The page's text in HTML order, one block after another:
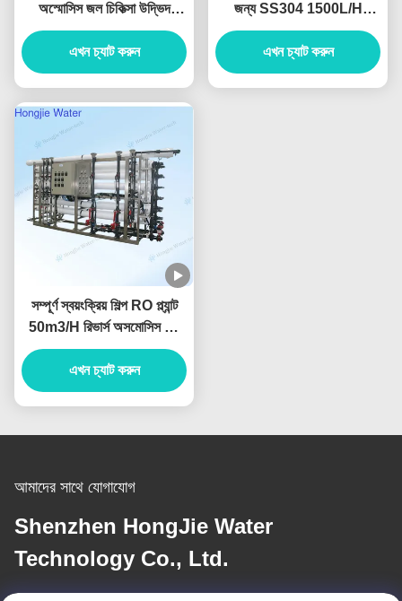
অস্মোসিস জল চিকিত্সা উদ্ভিদ
কাস্টমাইজযোগ্য
এখন চ্যাট করুন
জন্য SS304 1500L/H
স্টেইনলেস স্টিল রিভার্স অসমোসিস
সিস্টেম
এখন চ্যাট করুন
সম্পূর্ণ স্বয়ংক্রিয় শিল্প RO প্ল্যান্ট
50m3/H রিভার্স অসমোসিস জল
পরিস্রাবণ সিস্টেম
এখন চ্যাট করুন
আমাদের সাথে যোগাযোগ
Shenzhen HongJie Water
Technology Co., Ltd.